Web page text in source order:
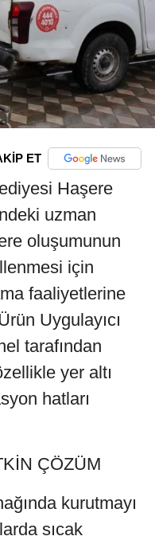
ET
Haşere
uzman
oluşumunun
için
faaliyetlerine
Uygulayıcı
tarafından
yer altı
hatları
ÇÖZÜM
kurutmayı
sıcak